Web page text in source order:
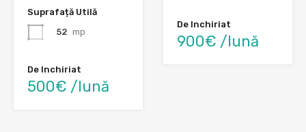
Suprafață Utilă
52 mp
De Inchiriat
500€ /lună
De Inchiriat
900€ /lună